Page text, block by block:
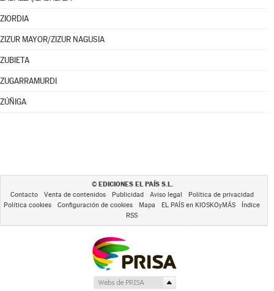
ZIORDIA
ZIZUR MAYOR/ZIZUR NAGUSIA
ZUBIETA
ZUGARRAMURDI
ZÚÑIGA
© EDICIONES EL PAÍS S.L.
Contacto Venta de contenidos Publicidad Aviso legal
Política de privacidad
Política cookies
Configuración de cookies Mapa EL PAÍS en KIOSKOyMÁS
Índice
RSS